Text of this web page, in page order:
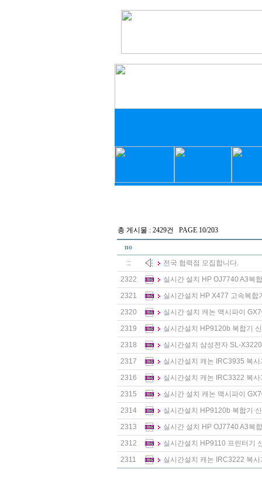
총 게시물 : 2429건 PAGE 10/203
no
:::
전국 협력점 모집합니다.
2322
실시간 설치 HP OJ7740 A3복
2321
실시간설치 HP X477 고속복합
2320
실시간 설치 캐논 맥시파이
2319
실시간설치 HP9120b 복합기
2318
실시간설치 삼성전자 SL-
2317
실시간설치 캐논 IRC3935 복
2316
실시간설치 캐논 IRC3322 복
2315
실시간 설치 캐논 맥시파이
2314
실시간설치 HP9120b 복합기
2313
실시간 설치 HP OJ7740 A3복
2312
실시간설치 HP9110 프린터기
2311
실시간설치 캐논 IRC3222 복